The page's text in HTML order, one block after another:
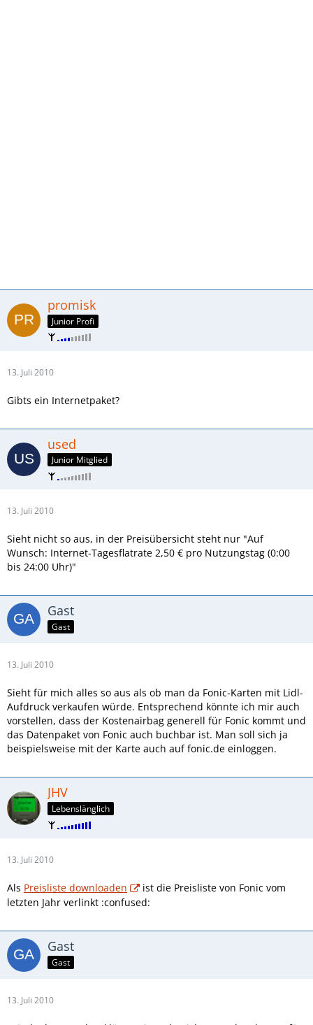
promisk
Junior Profi
13. Juli 2010
Gibts ein Internetpaket?
used
Junior Mitglied
13. Juli 2010
Sieht nicht so aus, in der Preisübersicht steht nur "Auf
Wunsch: Internet-Tagesflatrate 2,50 € pro Nutzungstag (0:00
bis 24:00 Uhr)"
Gast
Gast
13. Juli 2010
Sieht für mich alles so aus als ob man da Fonic-Karten mit Lidl-
Aufdruck verkaufen würde. Entsprechend könnte ich mir auch
vorstellen, dass der Kostenairbag generell für Fonic kommt und
das Datenpaket von Fonic auch buchbar ist. Man soll sich ja
beispielsweise mit der Karte auch auf fonic.de einloggen.
JHV
Lebenslänglich
13. Juli 2010
Als Preisliste downloaden
ist die Preisliste von Fonic vom
letzten Jahr verlinkt :confused:
Gast
Gast
13. Juli 2010